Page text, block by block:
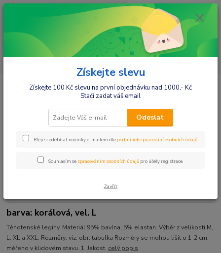
Menu
Hledat
ks
za 0,00 Kč
Móda pro maminky Legíny Legíny dlouhé
Be MaaMaa
Těhotenské legíny - korálové, vel. L
Be MaaMaa Těhotenské legíny -
korálové, vel. L
barva: korálová, vel. L
Těhotenské legíny. Materiál:95% bavlna, 5% elastan. Výběr z velikosti M,
L, XL a XXL. Rozměry: viz. obr. tabulka Rozměry se mohou lišit o 1-2 cm,
měřeno v klidovém stavu. 1. Jakost. celý popis
Získejte slevu
Získejte 100 Kč slevu na první objednávku nad 1000,- Kč
Stačí zadat váš email
Odeslat
Přeji si odebírat novinky e-mailem dle podmínek zpracování osobních údajů.
Souhlasím se zpracováním osobních údajů pro účely registrace.
Zavřít